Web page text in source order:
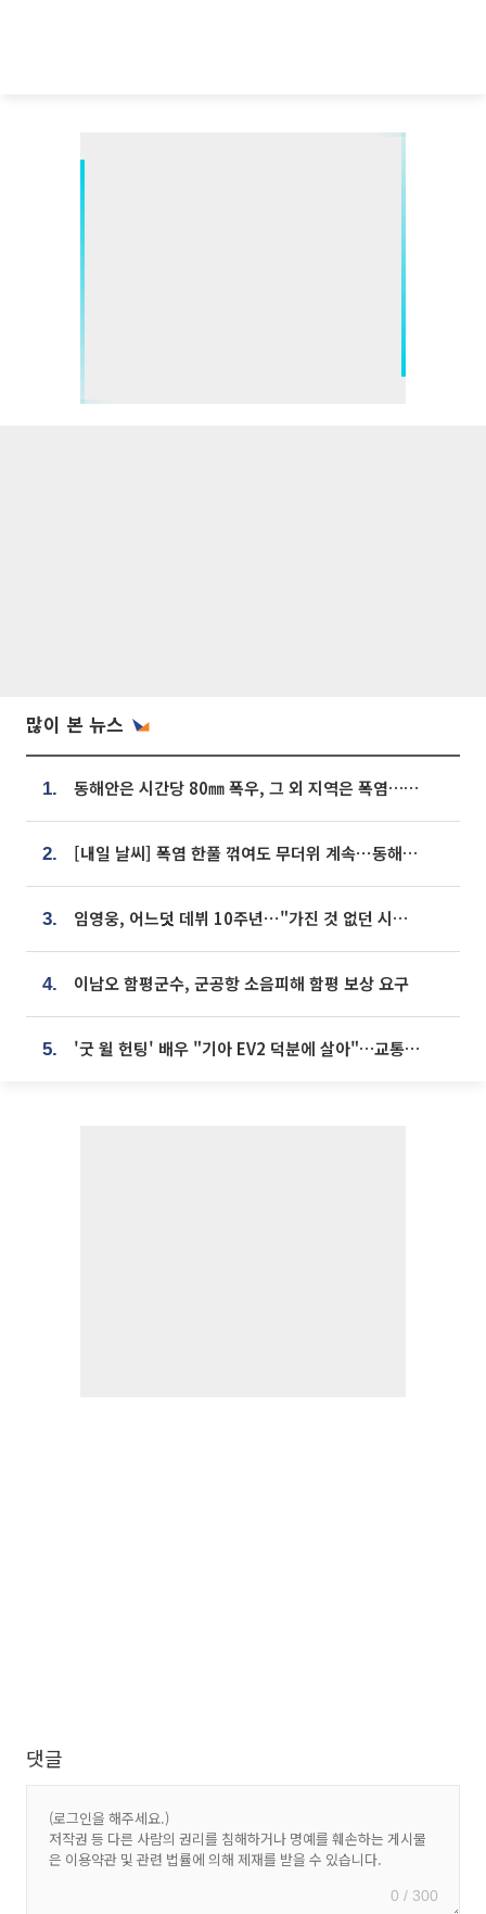
많이 본 뉴스
1. 동해안은 시간당 80㎜ 폭우, 그 외 지역은 폭염…‘극과 극 날씨’
2. [내일 날씨] 폭염 한풀 꺾여도 무더위 계속⋯동해안 이틀 연속 비
3. 임영웅, 어느덧 데뷔 10주년⋯"가진 것 없던 시절, 내 앞엔 20명의 팬뿐"
4. 이남오 함평군수, 군공항 소음피해 함평 보상 요구
5. '굿 윌 헌팅' 배우 "기아 EV2 덕분에 살아"…교통사고 후 안전성 극찬
댓글
0 / 300